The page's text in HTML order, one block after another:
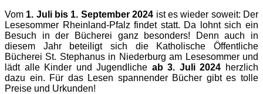
Vom 1. Juli bis 1. September 2024 ist es wieder soweit: Der
Lesesommer Rheinland-Pfalz findet statt. Da lohnt sich ein
Besuch in der Bücherei ganz besonders! Denn auch in
diesem Jahr beteiligt sich die Katholische Öffentliche
Bücherei St. Stephanus in Niederburg am Lesesommer und
lädt alle Kinder und Jugendliche ab 3. Juli 2024 herzlich
dazu ein. Für das Lesen spannender Bücher gibt es tolle
Preise und Urkunden!